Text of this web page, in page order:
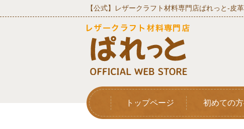
【公式】レザークラフト材料専門店ぱれっと‐皮
トップページ 初めての